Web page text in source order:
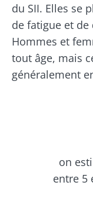
du SII. Elles se
de fatigue et
Hommes et
tout âge, mais
généralement
on
entre 5